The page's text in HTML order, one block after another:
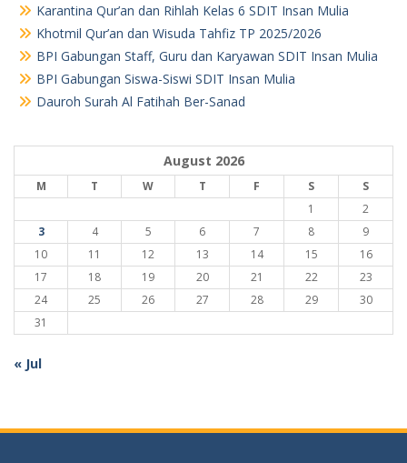
Karantina Qur’an dan Rihlah Kelas 6 SDIT Insan Mulia
Khotmil Qur’an dan Wisuda Tahfiz TP 2025/2026
BPI Gabungan Staff, Guru dan Karyawan SDIT Insan Mulia
BPI Gabungan Siswa-Siswi SDIT Insan Mulia
Dauroh Surah Al Fatihah Ber-Sanad
August 2026
M T W T F S
S
1
2
3
4 5 6 7 8
9
10
11 12 13 14 15
16
17
18 19 20 21 22
23
24
25 26 27 28 29
30
31
« Jul